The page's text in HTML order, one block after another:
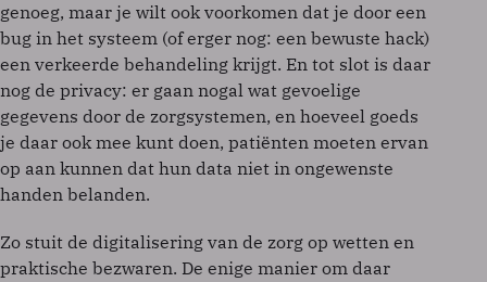
genoeg, maar je wilt ook voorkomen dat je door een
bug in het systeem (of erger nog: een bewuste hack)
een verkeerde behandeling krijgt. En tot slot is daar
nog de privacy: er gaan nogal wat gevoelige
gegevens door de zorgsystemen, en hoeveel goeds
je daar ook mee kunt doen, patiënten moeten ervan
op aan kunnen dat hun data niet in ongewenste
handen belanden.
Zo stuit de digitalisering van de zorg op wetten en
praktische bezwaren. De enige manier om daar